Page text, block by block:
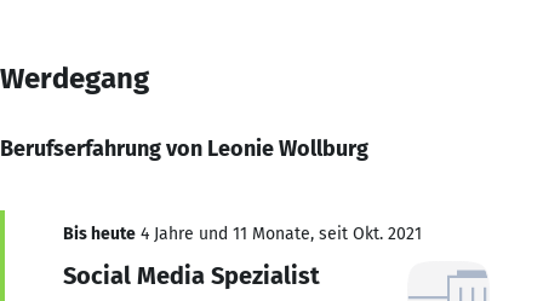
Werdegang
Berufserfahrung von Leonie Wollburg
Bis heute 4 Jahre und 11 Monate, seit Okt. 2021
Social Media Spezialist